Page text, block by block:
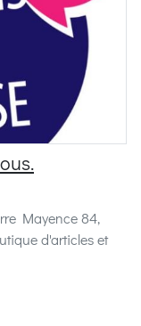
Mayence 84,
d'articles et